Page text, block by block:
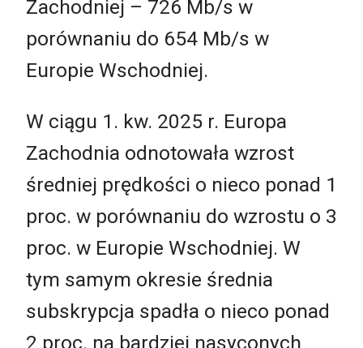
Zachodniej – 726 Mb/s w
porównaniu do 654 Mb/s w
Europie Wschodniej.
W ciągu 1. kw. 2025 r. Europa
Zachodnia odnotowała wzrost
średniej prędkości o nieco ponad 1
proc. w porównaniu do wzrostu o 3
proc. w Europie Wschodniej. W
tym samym okresie średnia
subskrypcja spadła o nieco ponad
2 proc. na bardziej nasyconych